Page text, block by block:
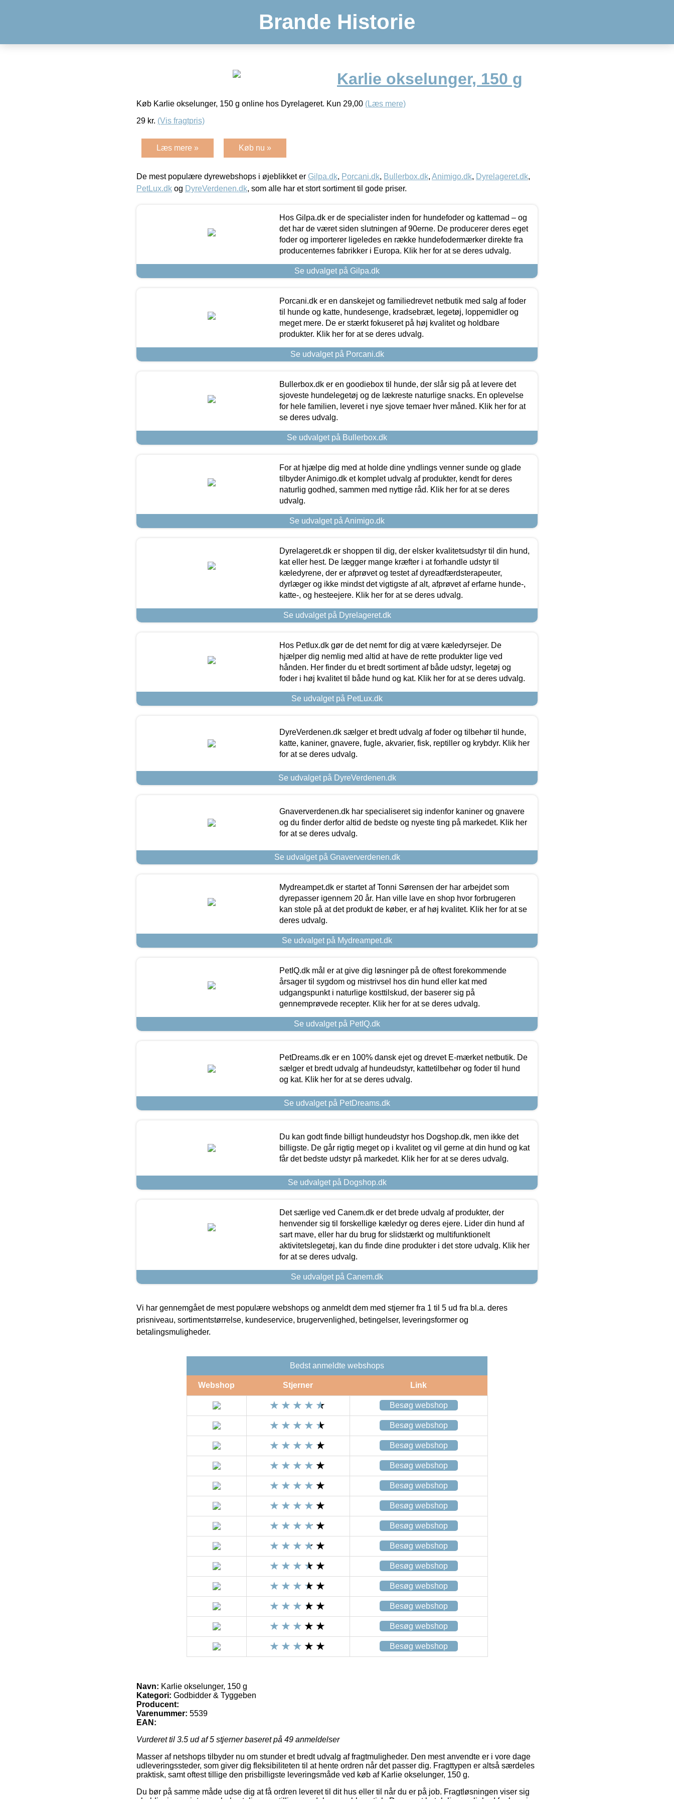
Brande Historie
Karlie okselunger, 150 g
Køb Karlie okselunger, 150 g online hos Dyrelageret. Kun 29,00 (Læs mere)
29 kr. (Vis fragtpris)
Læs mere » Køb nu »
De mest populære dyrewebshops i øjeblikket er Gilpa.dk, Porcani.dk, Bullerbox.dk, Animigo.dk, Dyrelageret.dk,
PetLux.dk og DyreVerdenen.dk, som alle har et stort sortiment til gode priser.
Hos Gilpa.dk er de specialister inden for hundefoder og kattemad – og
det har de været siden slutningen af 90erne. De producerer deres eget
foder og importerer ligeledes en række hundefodermærker direkte fra
producenternes fabrikker i Europa. Klik her for at se deres udvalg.
Se udvalget på Gilpa.dk
Porcani.dk er en danskejet og familiedrevet netbutik med salg af foder
til hunde og katte, hundesenge, kradsebræt, legetøj, loppemidler og
meget mere. De er stærkt fokuseret på høj kvalitet og holdbare
produkter. Klik her for at se deres udvalg.
Se udvalget på Porcani.dk
Bullerbox.dk er en goodiebox til hunde, der slår sig på at levere det
sjoveste hundelegetøj og de lækreste naturlige snacks. En oplevelse
for hele familien, leveret i nye sjove temaer hver måned. Klik her for at
se deres udvalg.
Se udvalget på Bullerbox.dk
For at hjælpe dig med at holde dine yndlings venner sunde og glade
tilbyder Animigo.dk et komplet udvalg af produkter, kendt for deres
naturlig godhed, sammen med nyttige råd. Klik her for at se deres
udvalg.
Se udvalget på Animigo.dk
Dyrelageret.dk er shoppen til dig, der elsker kvalitetsudstyr til din hund,
kat eller hest. De lægger mange kræfter i at forhandle udstyr til
kæledyrene, der er afprøvet og testet af dyreadfærdsterapeuter,
dyrlæger og ikke mindst det vigtigste af alt, afprøvet af erfarne hunde-,
katte-, og hesteejere. Klik her for at se deres udvalg.
Se udvalget på Dyrelageret.dk
Hos Petlux.dk gør de det nemt for dig at være kæledyrsejer. De
hjælper dig nemlig med altid at have de rette produkter lige ved
hånden. Her finder du et bredt sortiment af både udstyr, legetøj og
foder i høj kvalitet til både hund og kat. Klik her for at se deres udvalg.
Se udvalget på PetLux.dk
DyreVerdenen.dk sælger et bredt udvalg af foder og tilbehør til hunde,
katte, kaniner, gnavere, fugle, akvarier, fisk, reptiller og krybdyr. Klik her
for at se deres udvalg.
Se udvalget på DyreVerdenen.dk
Gnaververdenen.dk har specialiseret sig indenfor kaniner og gnavere
og du finder derfor altid de bedste og nyeste ting på markedet. Klik her
for at se deres udvalg.
Se udvalget på Gnaververdenen.dk
Mydreampet.dk er startet af Tonni Sørensen der har arbejdet som
dyrepasser igennem 20 år. Han ville lave en shop hvor forbrugeren
kan stole på at det produkt de køber, er af høj kvalitet. Klik her for at se
deres udvalg.
Se udvalget på Mydreampet.dk
PetIQ.dk mål er at give dig løsninger på de oftest forekommende
årsager til sygdom og mistrivsel hos din hund eller kat med
udgangspunkt i naturlige kosttilskud, der baserer sig på
gennemprøvede recepter. Klik her for at se deres udvalg.
Se udvalget på PetIQ.dk
PetDreams.dk er en 100% dansk ejet og drevet E-mærket netbutik. De
sælger et bredt udvalg af hundeudstyr, kattetilbehør og foder til hund
og kat. Klik her for at se deres udvalg.
Se udvalget på PetDreams.dk
Du kan godt finde billigt hundeudstyr hos Dogshop.dk, men ikke det
billigste. De går rigtig meget op i kvalitet og vil gerne at din hund og kat
får det bedste udstyr på markedet. Klik her for at se deres udvalg.
Se udvalget på Dogshop.dk
Det særlige ved Canem.dk er det brede udvalg af produkter, der
henvender sig til forskellige kæledyr og deres ejere. Lider din hund af
sart mave, eller har du brug for slidstærkt og multifunktionelt
aktivitetslegetøj, kan du finde dine produkter i det store udvalg. Klik her
for at se deres udvalg.
Se udvalget på Canem.dk
Vi har gennemgået de mest populære webshops og anmeldt dem med stjerner fra 1 til 5 ud fra bl.a. deres
prisniveau, sortimentstørrelse, kundeservice, brugervenlighed, betingelser, leveringsformer og
betalingsmuligheder.
Bedst anmeldte webshops
Webshop Stjerner Link
Besøg webshop
Besøg webshop
Besøg webshop
Besøg webshop
Besøg webshop
Besøg webshop
Besøg webshop
Besøg webshop
Besøg webshop
Besøg webshop
Besøg webshop
Besøg webshop
Besøg webshop
Navn: Karlie okselunger, 150 g
Kategori: Godbidder & Tyggeben
Producent:
Varenummer: 5539
EAN:
Vurderet til 3.5 ud af 5 stjerner baseret på 49 anmeldelser
Masser af netshops tilbyder nu om stunder et bredt udvalg af fragtmuligheder. Den mest anvendte er i vore dage
udleveringssteder, som giver dig fleksibiliteten til at hente ordren når det passer dig. Fragttypen er altså særdeles
praktisk, samt oftest tillige den prisbilligste leveringsmåde ved køb af Karlie okselunger, 150 g.
Du bør på samme måde udse dig at få ordren leveret til dit hus eller til når du er på job. Fragtløsningen viser sig